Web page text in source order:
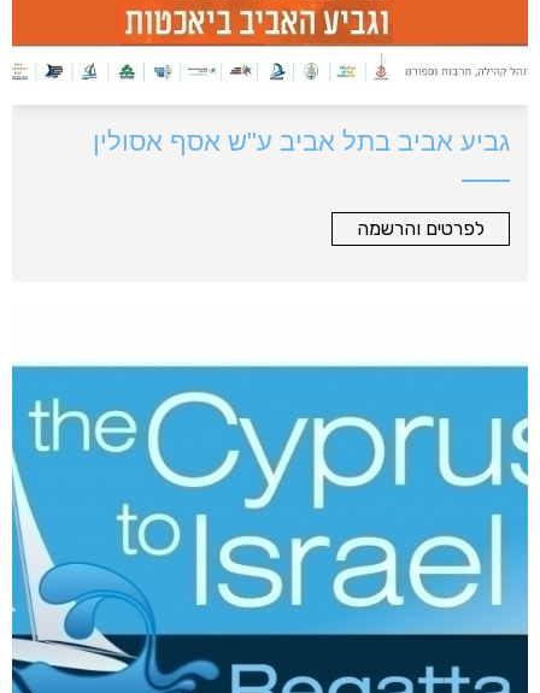
גביע אביב בתל אביב ע"ש אסף אסולין
לפרטים והרשמה